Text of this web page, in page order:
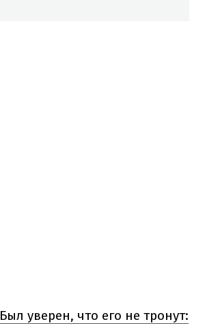
Был уверен, что его не тронут: